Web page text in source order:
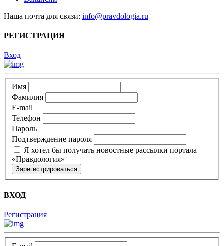
Наша почта для связи: info@pravdologia.ru
РЕГИСТРАЦИЯ
Вход
Имя
Фамилия
E-mail
Телефон
Пароль
Подтверждение пароля
Я хотел бы получать новостные рассылки портала
«Правдология»
ВХОД
Регистрация